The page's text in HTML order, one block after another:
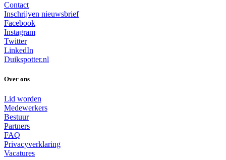
Contact
Inschrijven nieuwsbrief
Facebook
Instagram
Twitter
LinkedIn
Duikspotter.nl
Over ons
Lid worden
Medewerkers
Bestuur
Partners
FAQ
Privacyverklaring
Vacatures